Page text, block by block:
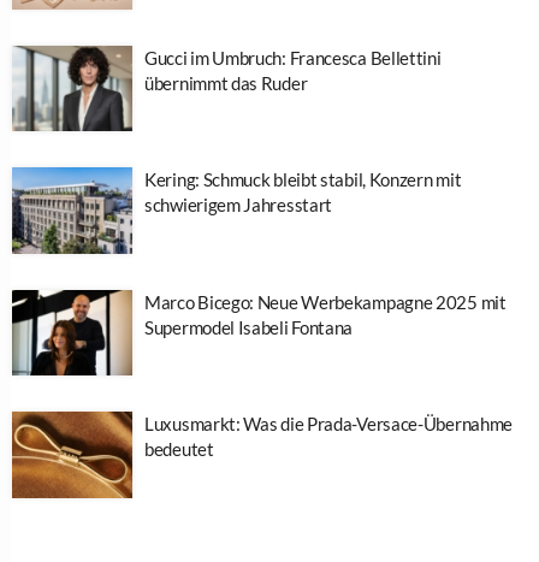
Gucci im Umbruch: Francesca Bellettini
übernimmt das Ruder
Kering: Schmuck bleibt stabil, Konzern mit
schwierigem Jahresstart
Marco Bicego: Neue Werbekampagne 2025 mit
Supermodel Isabeli Fontana
Luxusmarkt: Was die Prada-Versace-Übernahme
bedeutet